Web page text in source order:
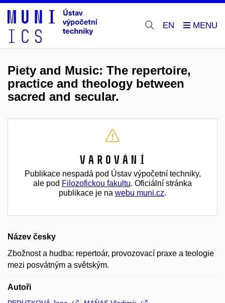
EN
Piety and Music: The repertoire,
practice and theology between
sacred and secular.
Varování
Publikace nespadá pod Ústav výpočetní techniky,
ale pod Filozofickou fakultu. Oficiální stránka
publikace je na webu muni.cz.
Název česky
Zbožnost a hudba: repertoár, provozovací praxe a teologie
mezi posvátným a světským.
Autoři